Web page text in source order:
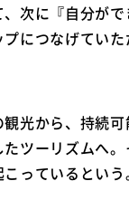
次に『自分がで
につなげてい
光から、持続
ツーリズムへ
っているという